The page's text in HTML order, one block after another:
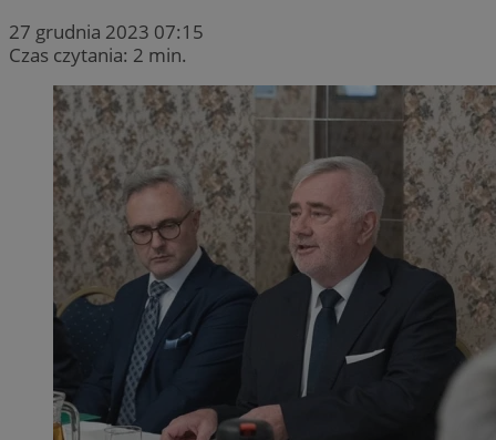
27 grudnia 2023 07:15
Czas czytania: 2 min.